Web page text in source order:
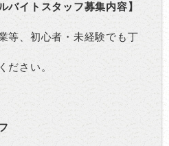
バイトスタッフ募集内容】
等、初心者・未経験でも丁
ださい。